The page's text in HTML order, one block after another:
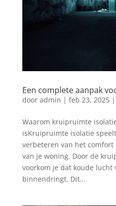
Een complete aanpak
door admin | feb 23, 2025|
Waarom kruipruimte
isKruipruimte isolatie
verbeteren van het
van je woning. Door de
voorkom je dat koude
binnendringt. Dit...